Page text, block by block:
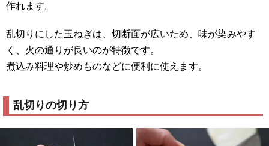
作れます。
乱切りにした玉ねぎは、切断面が広いため、味が染みやす
く、火の通りが良いのが特徴です。
煮込み料理や炒めものなどに便利に使えます。
乱切りの切り方